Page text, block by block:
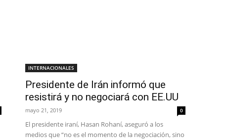
INTERNACIONALES
Presidente de Irán informó que
resistirá y no negociará con EE.UU
mayo 21, 2019 0
El presidente iraní, Hasan Rohaní, aseguró a los
medios que “no es el momento de la negociación, sino